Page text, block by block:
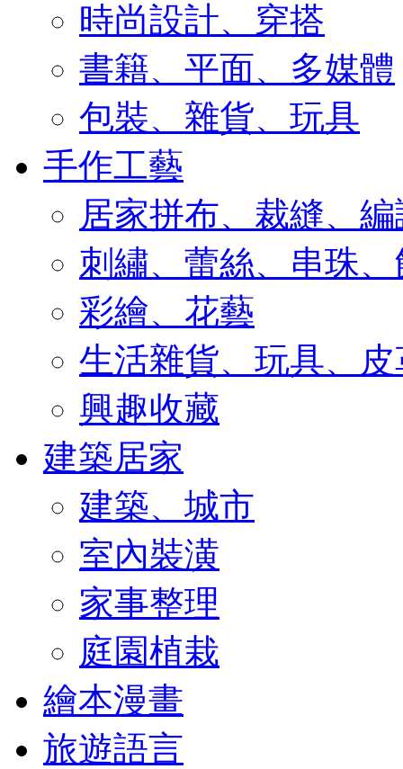
時尚設計、穿搭
書籍、平面、多媒體
包裝、雜貨、玩具
手作工藝
居家拼布、裁縫、
刺繡、蕾絲、串珠
彩繪、花藝
生活雜貨、玩具、皮
興趣收藏
建築居家
建築、城市
室內裝潢
家事整理
庭園植栽
繪本漫畫
旅遊語言